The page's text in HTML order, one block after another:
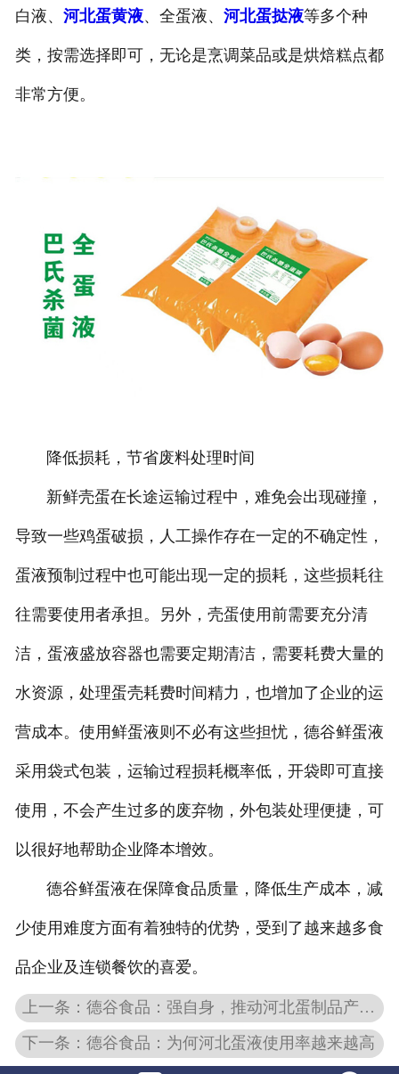
白液、 河北蛋黄液、全蛋液、 河北蛋挞液等多个种
类，按需选择即可，无论是烹调菜品或是烘焙糕点都
非常方便。
降低损耗，节省废料处理时间
新鲜壳蛋在长途运输过程中，难免会出现碰撞，
导致一些鸡蛋破损，人工操作存在一定的不确定性，
蛋液预制过程中也可能出现一定的损耗，这些损耗往
往需要使用者承担。另外，壳蛋使用前需要充分清
洁，蛋液盛放容器也需要定期清洁，需要耗费大量的
水资源，处理蛋壳耗费时间精力，也增加了企业的运
营成本。使用鲜蛋液则不必有这些担忧，德谷鲜蛋液
采用袋式包装，运输过程损耗概率低，开袋即可直接
使用，不会产生过多的废弃物，外包装处理便捷，可
以很好地帮助企业降本增效。
德谷鲜蛋液在保障食品质量，降低生产成本，减
少使用难度方面有着独特的优势，受到了越来越多食
品企业及连锁餐饮的喜爱。
上一条：德谷食品：强自身，推动河北蛋制品产业链上下游协同发展
下一条：德谷食品：为何河北蛋液使用率越来越高